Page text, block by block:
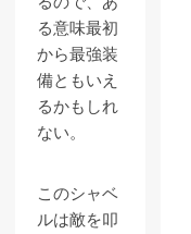
る意味最初
から最強装
備ともいえ
るかもしれ
ない。
このシャベ
ルは敵を叩